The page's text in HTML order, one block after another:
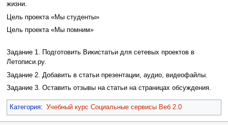
жизни.
Цель проекта «Мы студенты»
Цель проекта «Мы помним»
Задание 1. Подготовить Викистатьи для сетевых проектов в
Летописи.ру.
Задание 2. Добавить в статьи презентации, аудио, видеофайлы.
Задание 3. Оставить отзывы на статьи на страницах обсуждения.
Категория: Учебный курс Социальные сервисы Веб 2.0